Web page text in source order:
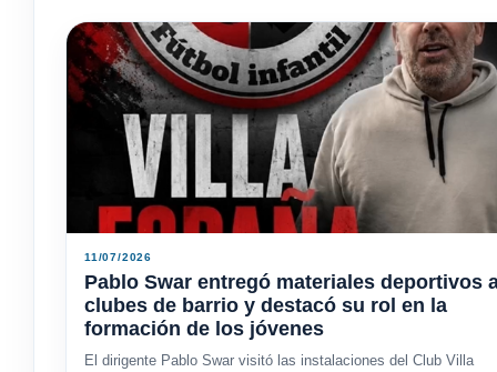
11/07/2026
Pablo Swar entregó materiales deportivos
clubes de barrio y destacó su rol en la
formación de los jóvenes
El dirigente Pablo Swar visitó las instalaciones del Club Villa